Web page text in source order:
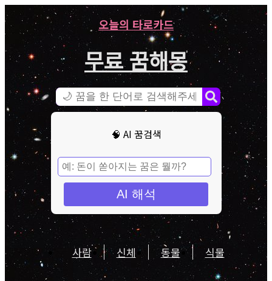
오늘의 타로카드
무료 꿈해몽
🧠 AI 꿈검색
AI 해석
사람 신체 동물 식물